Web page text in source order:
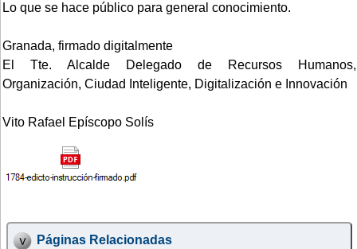
Lo que se hace público para general conocimiento.
Granada, firmado digitalmente
El Tte. Alcalde Delegado de Recursos Humanos,
Organización, Ciudad Inteligente, Digitalización e Innovación
Vito Rafael Epíscopo Solís
Páginas Relacionadas